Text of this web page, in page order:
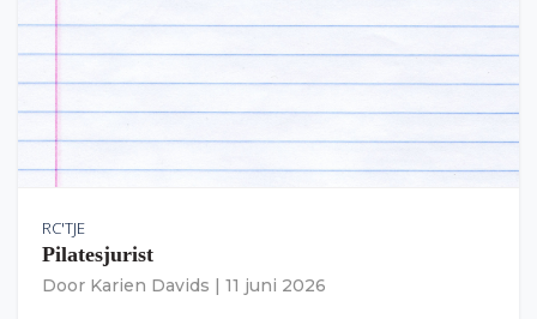
RC'TJE
Pilatesjurist
Door Karien Davids 11 juni 2026